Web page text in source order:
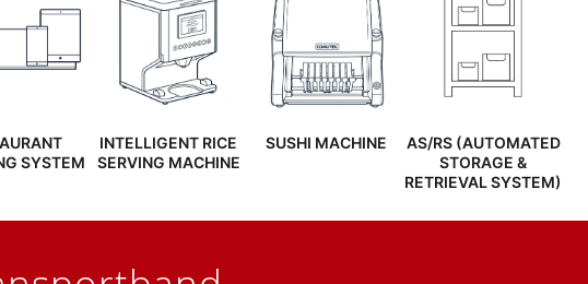
SYSTEM
INTELLIGENT RICE
SERVING MACHINE
SUSHI MACHINE
AS/RS (AUTOMATED
STORAGE &
RETRIEVAL SYSTEM)